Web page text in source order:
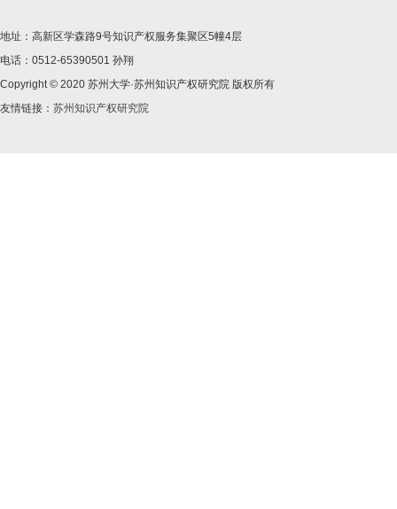
地址：高新区学森路9号知识产权服务集聚区5幢4层
电话：0512-65390501 孙翔
Copyright © 2020 苏州大学·苏州知识产权研究院 版权所有
友情链接： 苏州知识产权研究院